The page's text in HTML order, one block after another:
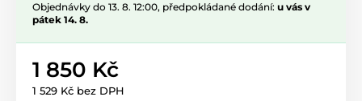
Objednávky do 13. 8. 12:00, předpokládané dodání: u vás v
pátek 14. 8.
1 850 Kč
1 529 Kč bez DPH